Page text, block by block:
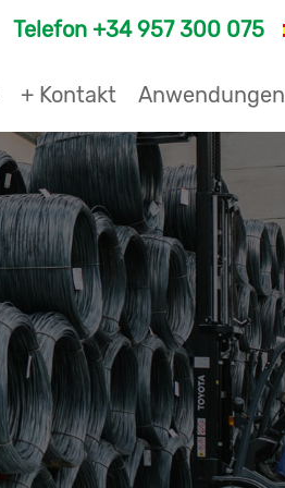
Telefon+34 957 300 075
+ Kontakt Anwendungen